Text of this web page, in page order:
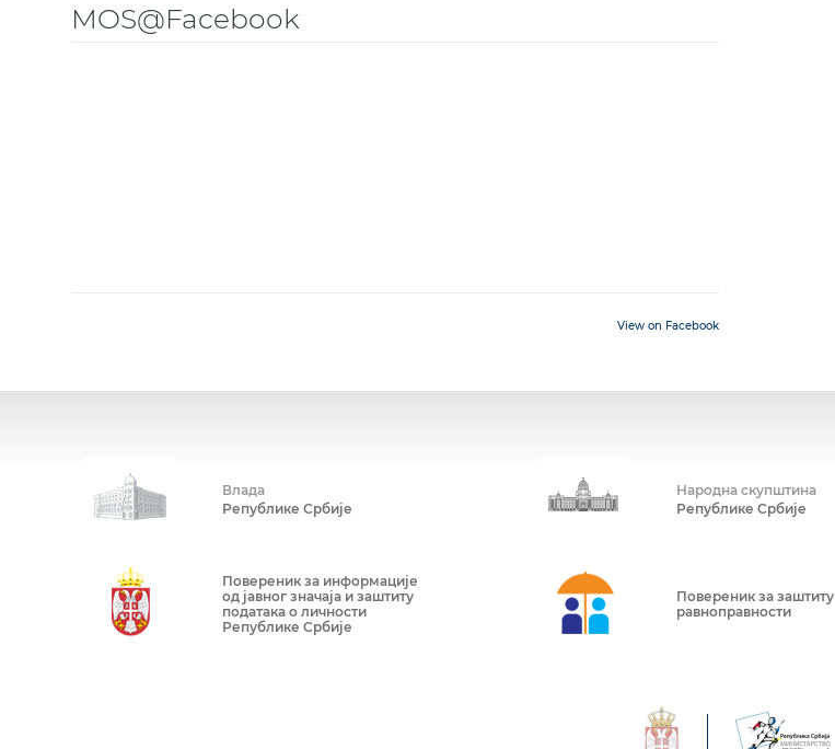
MOS@Facebook
View on Facebook
Влада
Републике Србије
Народна скупштина
Републике Србије
Повереник за информације
од јавног значаја и заштиту
података о личности
Републике Србије
Повереник за заштиту
равноправности